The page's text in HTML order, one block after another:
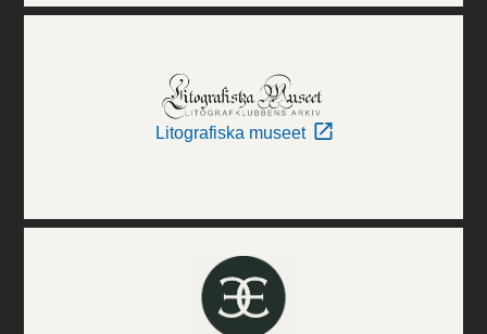
Litografiska museet